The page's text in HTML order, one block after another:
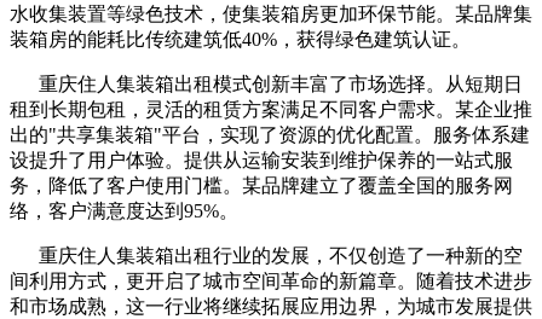
水收集装置等绿色技术，使集装箱房更加环保节能。某品牌集
装箱房的能耗比传统建筑低40%，获得绿色建筑认证。
重庆住人集装箱出租模式创新丰富了市场选择。从短期日
租到长期包租，灵活的租赁方案满足不同客户需求。某企业推
出的"共享集装箱"平台，实现了资源的优化配置。服务体系建
设提升了用户体验。提供从运输安装到维护保养的一站式服
务，降低了客户使用门槛。某品牌建立了覆盖全国的服务网
络，客户满意度达到95%。
重庆住人集装箱出租行业的发展，不仅创造了一种新的空
间利用方式，更开启了城市空间革命的新篇章。随着技术进步
和市场成熟，这一行业将继续拓展应用边界，为城市发展提供